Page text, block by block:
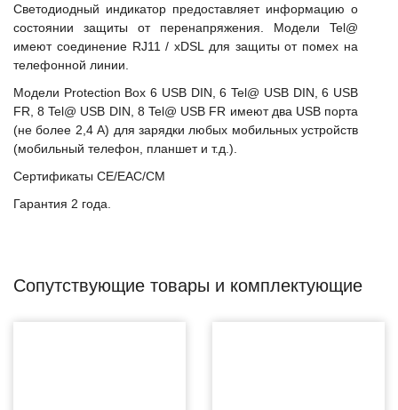
Светодиодный индикатор предоставляет информацию о
состоянии защиты от перенапряжения. Модели Tel@
имеют соединение RJ11 / xDSL для защиты от помех на
телефонной линии.
Модели Protection Box 6 USB DIN, 6 Tel@ USB DIN, 6 USB
FR, 8 Tel@ USB DIN, 8 Tel@ USB FR имеют два USB порта
(не более 2,4 А) для зарядки любых мобильных устройств
(мобильный телефон, планшет и т.д.).
Сертификаты CE/EAC/CM
Гарантия 2 года.
Сопутствующие товары и комплектующие